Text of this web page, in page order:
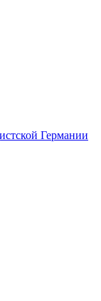
Германии